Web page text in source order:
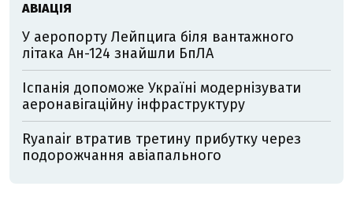
АВІАЦІЯ
У аеропорту Лейпцига біля вантажного
літака Ан-124 знайшли БпЛА
Іспанія допоможе Україні модернізувати
аеронавігаційну інфраструктуру
Ryanair втратив третину прибутку через
подорожчання авіапального